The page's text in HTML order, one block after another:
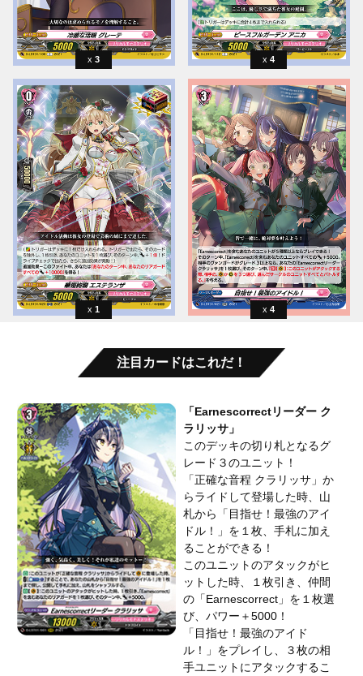
3 4
1 4
注目カードはこれだ！
「Earnescorrectリーダー ク
ラリッサ」
このデッキの切り札となるグ
レード３のユニット！
「正確な音程 クラリッサ」か
らライドして登場した時、山
札から「目指せ！最強のアイ
ドル！」を１枚、手札に加え
ることができる！
このユニットのアタックがヒ
ットした時、１枚引き、仲間
の「Earnescorrect」を１枚選
び、パワー＋5000！
「目指せ！最強のアイド
ル！」をプレイし、３枚の相
手ユニットにアタックするこ